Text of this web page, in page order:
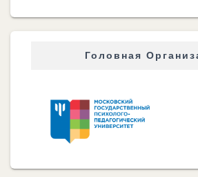
Головная